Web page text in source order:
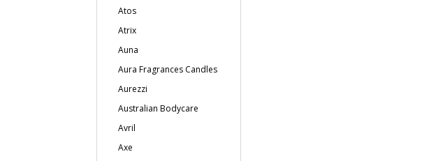
Atos
Atrix
Auna
Aura Fragrances Candles
Aurezzi
Australian Bodycare
Avril
Axe